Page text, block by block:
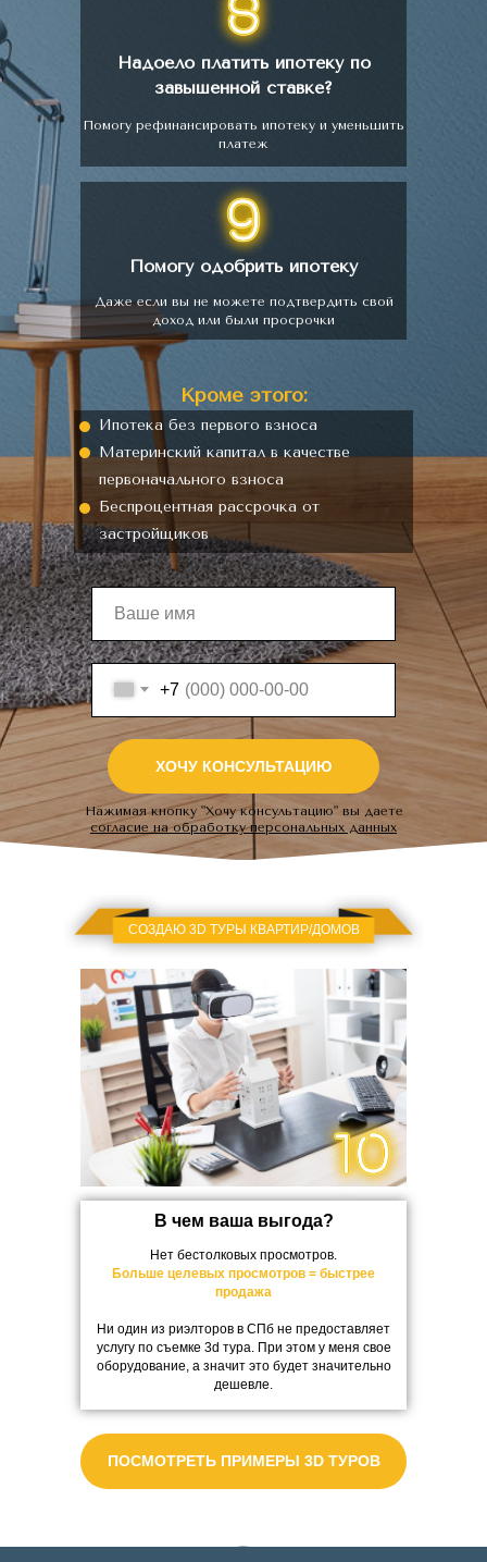
Ипотека без первого взноса
Материнский капитал в качестве
первоначального взноса
Беспроцентная рассрочка от
застройщиков
Помогу рефинансировать ипотеку и уменьшить
платеж
Даже если вы не можете подтвердить свой
доход или были просрочки
Надоело платить ипотеку по
завышенной ставке?
Помогу одобрить ипотеку
+7
ХОЧУ КОНСУЛЬТАЦИЮ
Кроме этого:
Нажимая кнопку "Хочу консультацию" вы даете
согласие на обработку персональных данных
Нет бестолковых просмотров.
Больше целевых просмотров = быстрее
продажа
Ни один из риэлторов в СПб не предоставляет
услугу по съемке 3d тура. При этом у меня свое
оборудование, а значит это будет значительно
дешевле.
СОЗДАЮ 3D ТУРЫ КВАРТИР/ДОМОВ
ПОСМОТРЕТЬ ПРИМЕРЫ 3D ТУРОВ
В чем ваша выгода?